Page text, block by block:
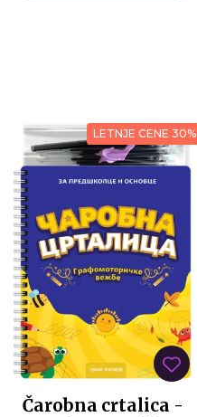
LETNJE CENE 30%
Čarobna crtalica -